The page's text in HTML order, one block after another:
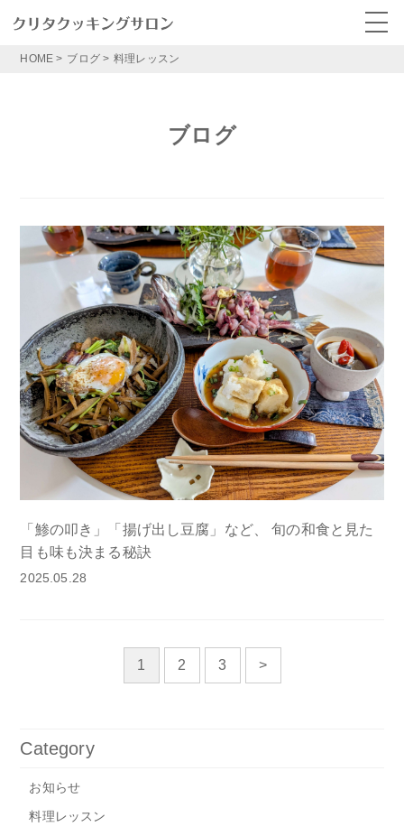
HOME > ブログ> 料理レッスン
ブログ
「鯵の叩き」「揚げ出し豆腐」など、 旬の和食と見た
目も味も決まる秘訣
2025.05.28
1 2 3 >
Category
お知らせ
料理レッスン